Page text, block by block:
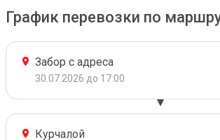
График перевозки по
Забор с адреса
30.07.2026 до 17:00
Курчалой